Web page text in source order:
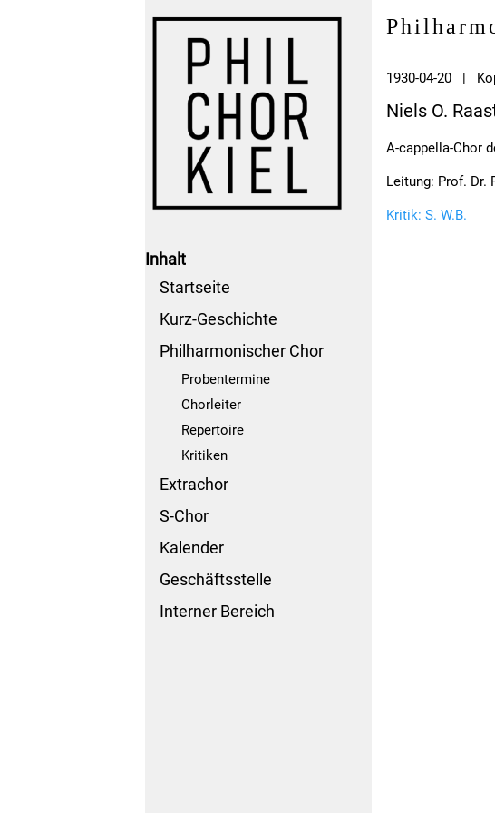
Inhalt
Startseite
Kurz-Geschichte
Philharmonischer Chor
Probentermine
Chorleiter
Repertoire
Kritiken
Extrachor
S-Chor
Kalender
Geschäftsstelle
Interner Bereich
1930-04-20 |
Niels O.
A-cappella-Chor
Leitung: Prof. Dr.
Kritik: S. W.B.